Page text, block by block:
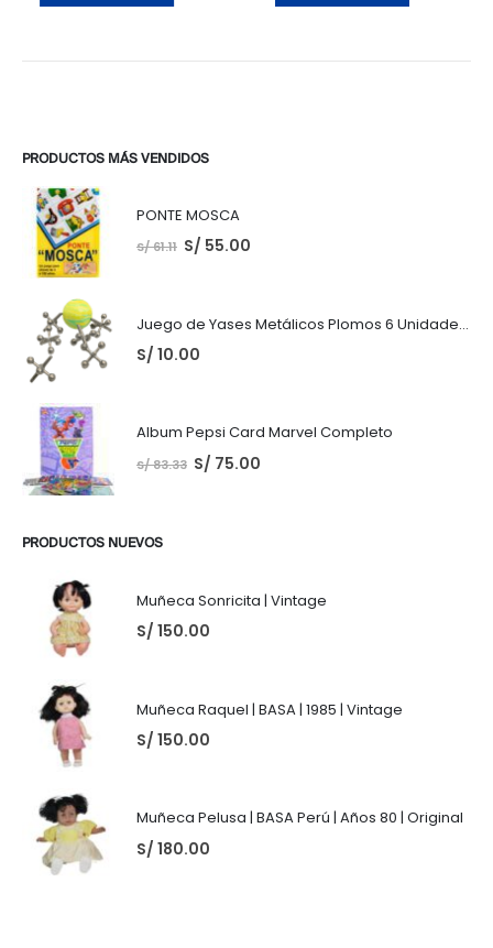
PRODUCTOS MÁS VENDIDOS
PONTE MOSCA
S/61.11 S/ 55.00
Juego de Yases Metálicos Plomos 6 Unidades + Pelota de Goma (En Bolsita Lista para Regalar)
S/ 10.00
Album Pepsi Card Marvel Completo
S/83.33 S/ 75.00
PRODUCTOS NUEVOS
Muñeca Sonricita | Vintage
S/ 150.00
Muñeca Raquel | BASA | 1985 | Vintage
S/ 150.00
Muñeca Pelusa | BASA Perú | Años 80 | Original
S/ 180.00